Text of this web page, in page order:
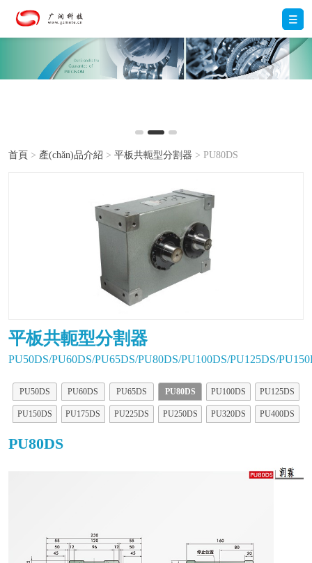
首頁 > 產(chǎn)品介紹 > 平板共軛型分割器 > PU80DS
平板共軛型分割器
PU50DS/PU60DS/PU65DS/PU80DS/PU100DS/PU125DS/
PU50DS PU60DS PU65DS PU80DS PU100DS PU125DS
PU150DS PU175DS PU225DS PU250DS PU320DS PU400DS
PU80DS